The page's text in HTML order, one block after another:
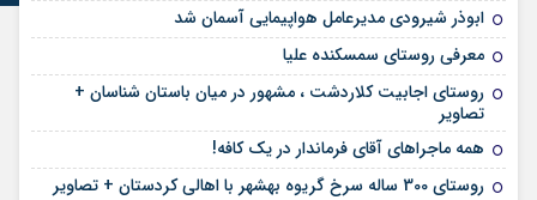
ابوذر شیرودی مدیرعامل هواپیمایی آسمان شد
معرفی روستای سمسکنده علیا
روستای اجابیت کلاردشت ، مشهور در میان باستان شناسان +
تصاویر
همه ماجراهای آقای فرماندار در یک کافه!
روستای 300 ساله سرخ ‌گریوه بهشهر با اهالی کردستان + تصاویر